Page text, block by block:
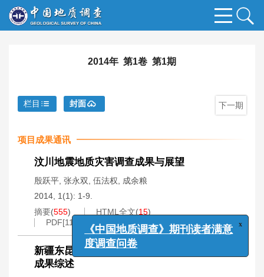
2014年 第1卷 第1期
下一期
栏目 封面
项目成果通讯
汶川地震地质灾害调查成果与展望
殷跃平 张永双 伍法权
成余粮
2014, 1(1): 1-9.
摘要(555) HTML全文(15)
PDF[11650KB ] 159)
新疆东昆仑-阿尔金区域化探工作进展及主要
成果综述
x
《中国地质调查》期刊读者满意
度调查问卷